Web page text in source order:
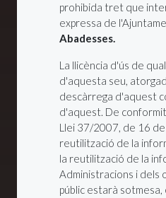
prohibida tret que
expressa de
Abadesses.
La llicència d'ús de
d'aquesta seu,
descàrrega d'aquest
d'aquest. De
Llei 37/2007, de 16
reutilització de la
la reutilització de la
Administracions i dels
públic estarà